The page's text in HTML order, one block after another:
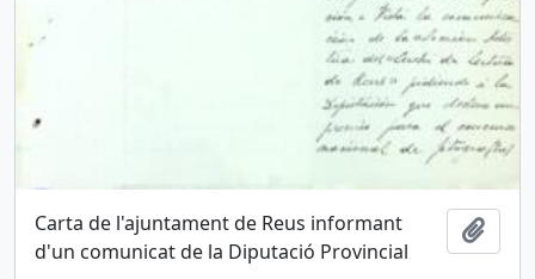
Carta de l'ajuntament de Reus informant
d'un comunicat de la Diputació Provincial